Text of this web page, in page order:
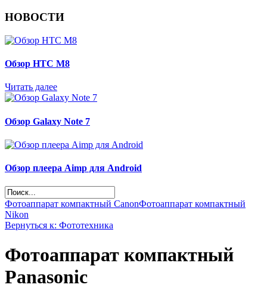
НОВОСТИ
Обзор НТС М8
Читать далее
Обзор Galaxy Note 7
Обзор плеера Aimp для Android
Фотоаппарат компактный CanonФотоаппарат компактный
Nikon
Вернуться к: Фототехника
Фотоаппарат компактный
Panasonic